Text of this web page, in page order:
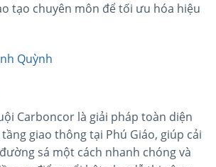
tạo chuyên môn để tối ưu hóa hiệu
Quỳnh
Carboncor là giải pháp toàn diện
giao thông tại Phú Giáo, giúp cải
sá một cách nhanh chóng và